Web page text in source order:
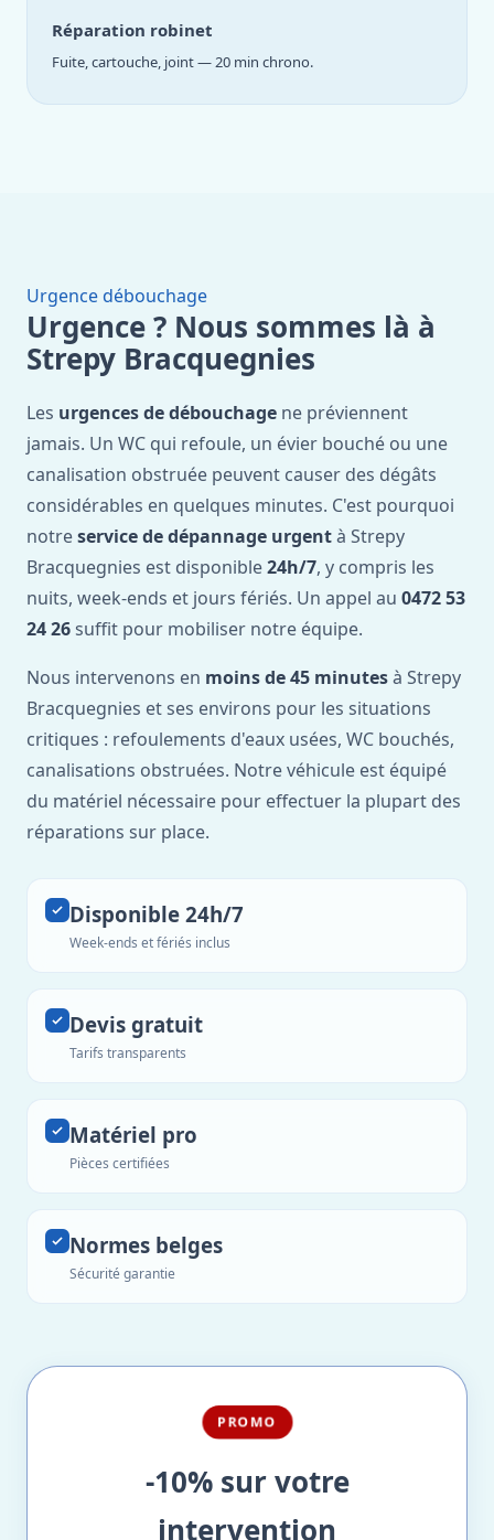
Réparation robinet
Fuite, cartouche, joint — 20 min chrono.
Urgence débouchage
Urgence ? Nous sommes là à
Strepy Bracquegnies
Les urgences de débouchage ne préviennent
jamais. Un WC qui refoule, un évier bouché ou une
canalisation obstruée peuvent causer des dégâts
considérables en quelques minutes. C'est pourquoi
notreservice de dépannage urgentà Strepy
Bracquegnies est disponible24h/7, y compris les
nuits, week-ends et jours fériés. Un appel au 0472 53
24 26 suffit pour mobiliser notre équipe.
Nous intervenons en moins de 45 minutesà Strepy
Bracquegnies et ses environs pour les situations
critiques : refoulements d'eaux usées, WC bouchés,
canalisations obstruées. Notre véhicule est équipé
du matériel nécessaire pour effectuer la plupart des
réparations sur place.
Disponible 24h/7
Week-ends et fériés inclus
Devis gratuit
Tarifs transparents
Matériel pro
Pièces certifiées
Normes belges
Sécurité garantie
PROMO
-10% sur votre
intervention